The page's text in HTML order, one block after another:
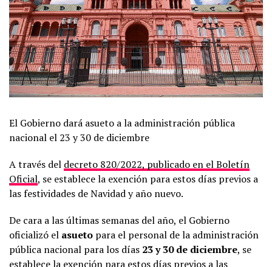
El Gobierno dará asueto a la administración pública
nacional el 23 y 30 de diciembre
A través del decreto 820/2022, publicado en el Boletín
Oficial, se establece la exención para estos días previos a
las festividades de Navidad y año nuevo.
De cara a las últimas semanas del año, el Gobierno
oficializó el asueto para el personal de la administración
pública nacional para los días 23 y 30 de diciembre, se
establece la exención para estos días previos a las